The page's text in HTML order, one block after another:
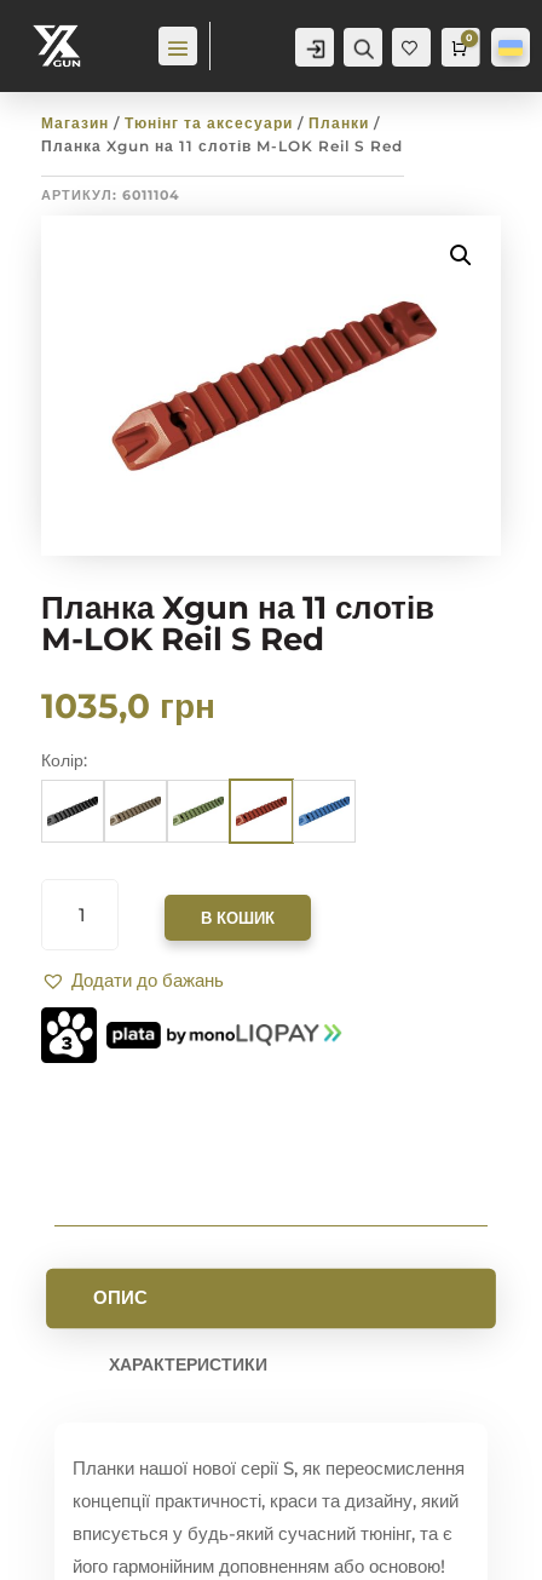
Аккаунт Пошук
Баж
анн
Cart
0
0,0грн
Магазин / Тюнінг та аксесуари / Планки /
Планка Xgun на 11 слотів M-LOK Reil S Red
АРТИКУЛ: 6011104
Планка Xgun на 11 слотів
M-LOK Reil S Red
1035,0 грн
Колір:
XGUN
СЛОТІВ
M-
LOK
REIL
В КОШИК
Додати до бажань
ОПИС
ХАРАКТЕРИСТИКИ
Планки нашої нової серії S, як переосмислення
концепції практичності, краси та дизайну, який
вписується у будь-який сучасний тюнінг, та є
його гармонійним доповненням або основою!